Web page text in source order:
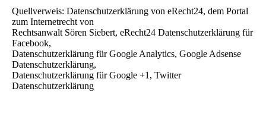
Quellverweis: Datenschutzerklärung von eRecht24, dem Portal
zum Internetrecht von
Rechtsanwalt Sören Siebert, eRecht24 Datenschutzerklärung für
Facebook,
Datenschutzerklärung für Google Analytics, Google Adsense
Datenschutzerklärung,
Datenschutzerklärung für Google +1, Twitter
Datenschutzerklärung